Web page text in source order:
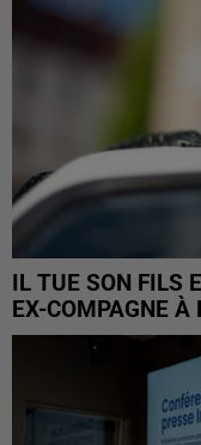
IL TUE SON FILS
EX-COMPAGNE À